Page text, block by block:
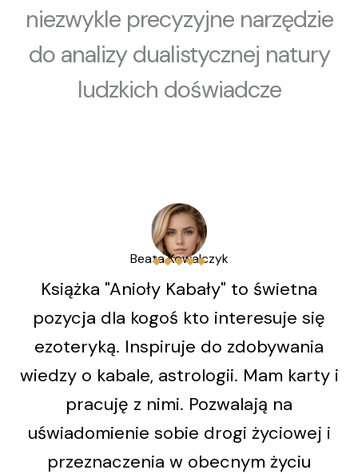
niezwykle precyzyjne narzędzie
do analizy dualistycznej natury
ludzkich doświadcze
Beata Kowalczyk
Książka "Anioły Kabały" to świetna
pozycja dla kogoś kto interesuje się
ezoteryką. Inspiruje do zdobywania
wiedzy o kabale, astrologii. Mam karty i
pracuję z nimi. Pozwalają na
uświadomienie sobie drogi życiowej i
przeznaczenia w obecnym życiu